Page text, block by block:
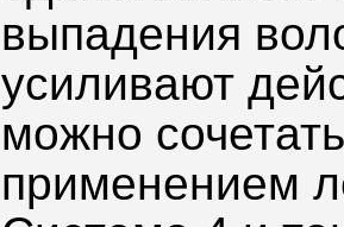
выпадения
усиливают
можно
применением